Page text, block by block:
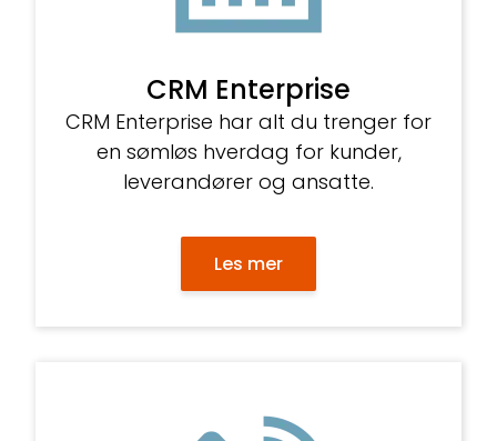
CRM Enterprise
CRM Enterprise har alt du trenger for
en sømløs hverdag for kunder,
leverandører og ansatte.
Les mer